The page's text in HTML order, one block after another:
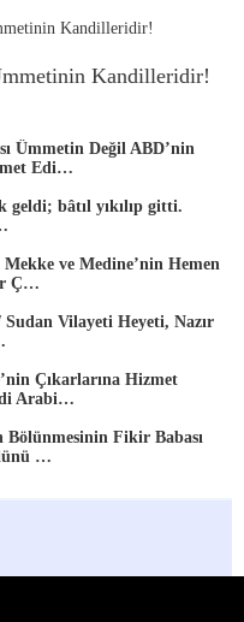
Kandilleridir!
Ümmetin Değil ABD’nin
Edi…
geldi; bâtıl yıkılıp gitti.
Mekke ve Medine’nin Hemen
Ç…
Vilayeti Heyeti, Nazır
Çıkarlarına Hizmet
Arabi…
Bölünmesinin Fikir Babası
…